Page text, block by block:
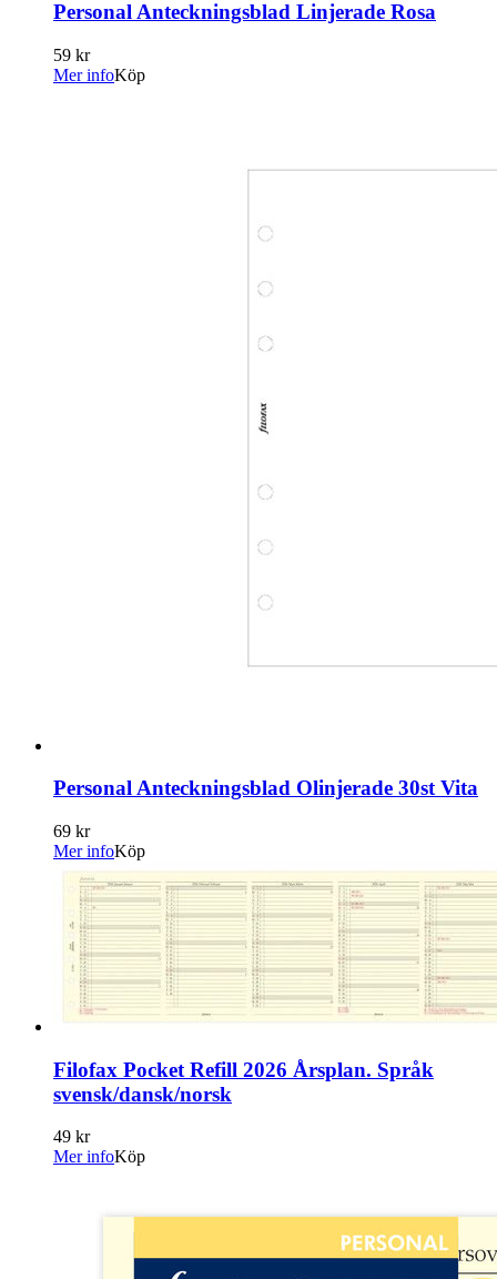
Personal Anteckningsblad Linjerade Rosa
59 kr
Mer infoKöp
Personal Anteckningsblad Olinjerade 30st Vita
69 kr
Mer infoKöp
Filofax Pocket Refill 2026 Årsplan. Språk
svensk/dansk/norsk
49 kr
Mer infoKöp